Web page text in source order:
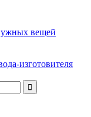
вещей
изготовителя